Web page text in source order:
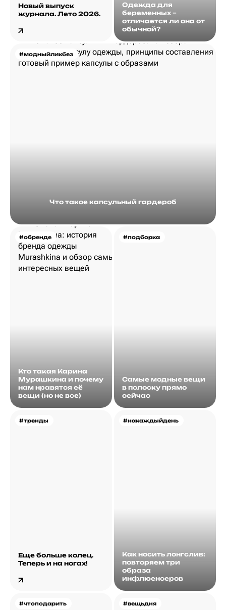
Новый выпуск
журнала. Лето 2026.
Одежда для
беременных –
отличается ли она от
обычной?
#модныйликбез
Что такое капсульный гардероб
#обренде
Кто такая Карина
Мурашкина и почему
нам нравятся её
вещи (но не все)
#подборка
Самые модные вещи
в полоску прямо
сейчас
#тренды
Еще больше колец.
Теперь и на ногах!
#накаждыйдень
Как носить лонгслив:
повторяем три
образа
инфлюенсеров
#чтоподарить #вещьдня